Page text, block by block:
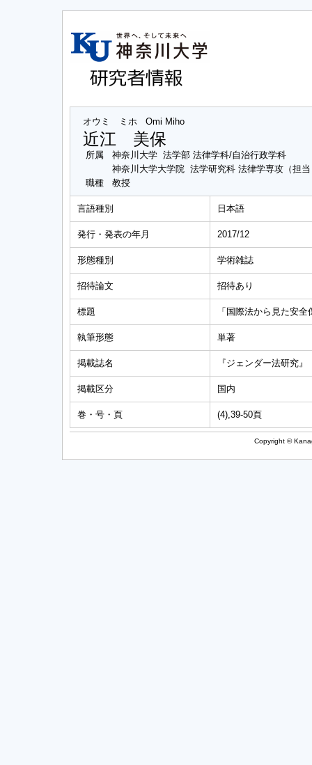
オウミ ミホ Omi Miho
近江 美保
所属
神奈川大学 法学部 法律学科/自治行政学科
神奈川大学大学院 法学研究科 法律学専攻（担
職種
教授
言語種別 日本語
発行・発表の年月 2017/12
形態種別 学術雑誌
招待論文 招待あり
標題 「国際法から見た安
執筆形態 単著
掲載誌名 『ジェンダー法研究』
掲載区分 国内
巻・号・頁 (4),39-50頁
Copyright ©